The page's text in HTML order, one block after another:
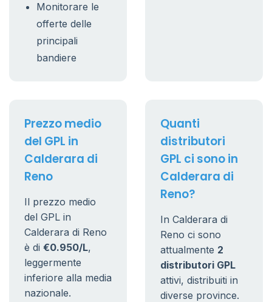
Monitorare le
offerte delle
principali
bandiere
Prezzo medio
del GPL in
Calderara di
Reno
Il prezzo medio
del GPL in
Calderara di Reno
è di €0.950/L,
leggermente
inferiore alla media
nazionale.
Quanti
distributori
GPL ci sono in
Calderara di
Reno?
In Calderara di
Reno ci sono
attualmente 2
distributori GPL
attivi, distribuiti in
diverse province.